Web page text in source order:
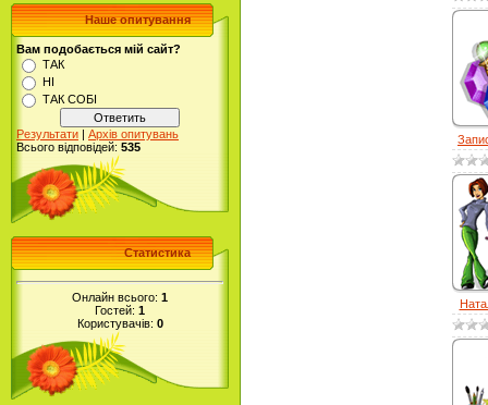
Наше опитування
Вам подобається мій сайт?
ТАК
НІ
ТАК СОБІ
Результати | Архів опитувань
Всього відповідей: 535
Статистика
Онлайн всього: 1
Гостей: 1
Користувачів: 0